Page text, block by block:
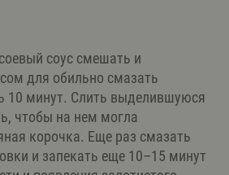
соус смешать и
для обильно смазать
10 минут. Слить выделившуюся
чтобы на нем могла
корочка. Еще раз смазать
и запекать еще 10–15 минут